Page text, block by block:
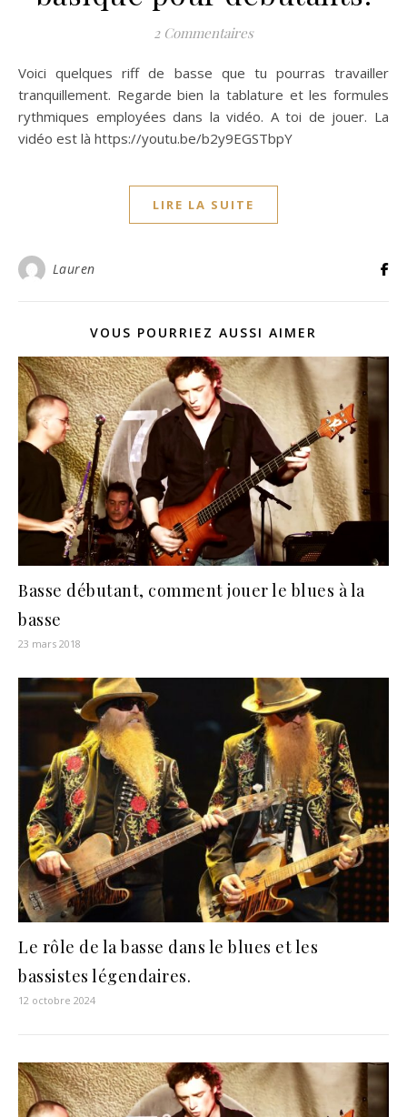
2 Commentaires
Voici quelques riff de basse que tu pourras travailler
tranquillement. Regarde bien la tablature et les formules
rythmiques employées dans la vidéo. A toi de jouer. La
vidéo est là https://youtu.be/b2y9EGSTbpY
LIRE LA SUITE
Lauren
VOUS POURRIEZ AUSSI AIMER
Basse débutant, comment jouer le blues à la
basse
23 mars 2018
Le rôle de la basse dans le blues et les
bassistes légendaires.
12 octobre 2024